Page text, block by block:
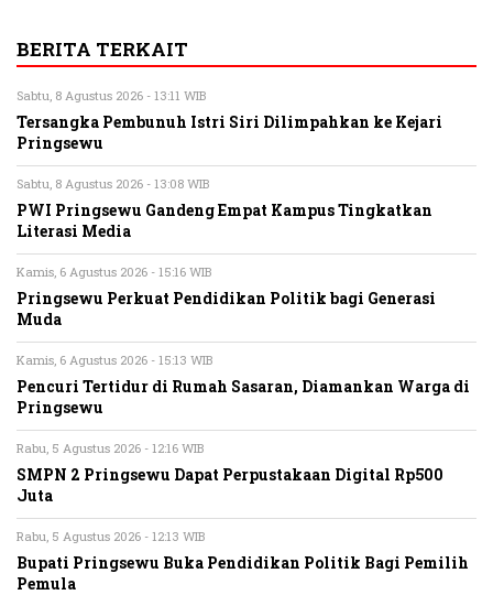
BERITA TERKAIT
Sabtu, 8 Agustus 2026 - 13:11 WIB
Tersangka Pembunuh Istri Siri Dilimpahkan ke Kejari
Pringsewu
Sabtu, 8 Agustus 2026 - 13:08 WIB
PWI Pringsewu Gandeng Empat Kampus Tingkatkan
Literasi Media
Kamis, 6 Agustus 2026 - 15:16 WIB
Pringsewu Perkuat Pendidikan Politik bagi Generasi
Muda
Kamis, 6 Agustus 2026 - 15:13 WIB
Pencuri Tertidur di Rumah Sasaran, Diamankan Warga di
Pringsewu
Rabu, 5 Agustus 2026 - 12:16 WIB
SMPN 2 Pringsewu Dapat Perpustakaan Digital Rp500
Juta
Rabu, 5 Agustus 2026 - 12:13 WIB
Bupati Pringsewu Buka Pendidikan Politik Bagi Pemilih
Pemula